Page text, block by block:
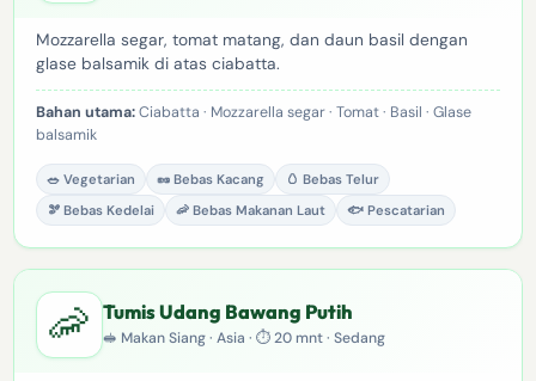
Mozzarella segar, tomat matang, dan daun basil dengan
glase balsamik di atas ciabatta.
Bahan utama:Ciabatta · Mozzarella segar · Tomat · Basil · Glase
balsamik
🥗 Vegetarian 🥜 Bebas Kacang
🥚 Bebas Telur
🫘 Bebas Kedelai
🦐 Bebas Makanan Laut 🐟 Pescatarian
🦐 Tumis Udang Bawang Putih
🥪 Makan Siang · Asia · ⏱ 20 mnt · Sedang